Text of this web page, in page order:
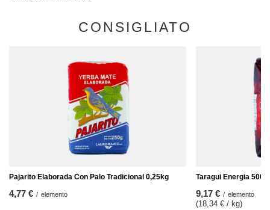
CONSIGLIATO
Pajarito Elaborada Con Palo Tradicional 0,25kg
4,77 € / elemento
Taragui Energia 500g
9,17 € / elemento
(18,34 € / kg)